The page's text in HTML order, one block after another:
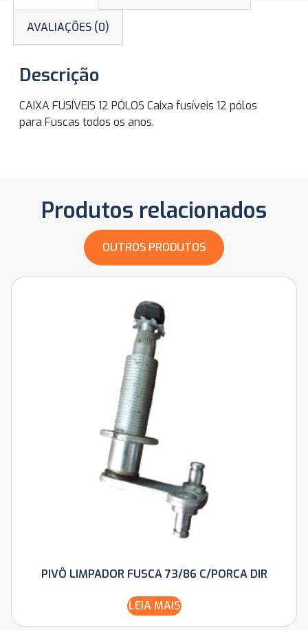
AVALIAÇÕES (0)
Descrição
CAIXA FUSÍVEIS 12 PÓLOS Caixa fusíveis 12 pólos
para Fuscas todos os anos.
Produtos relacionados
OUTROS PRODUTOS
PIVÔ LIMPADOR FUSCA 73/86 C/PORCA DIR
LEIA MAIS